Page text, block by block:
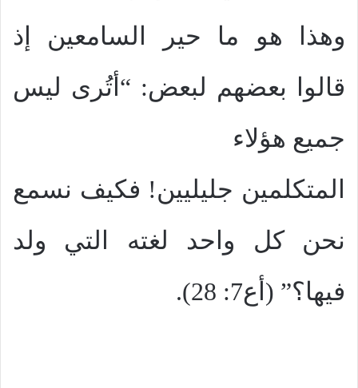
وهذا هو ما حير السامعين إذ
قالوا بعضهم لبعض: “أتُرى ليس
جميع هؤلاء
المتكلمين جليليين! فكيف نسمع
نحن كل واحد لغته التي ولد
فيها؟” (أع7: 28).